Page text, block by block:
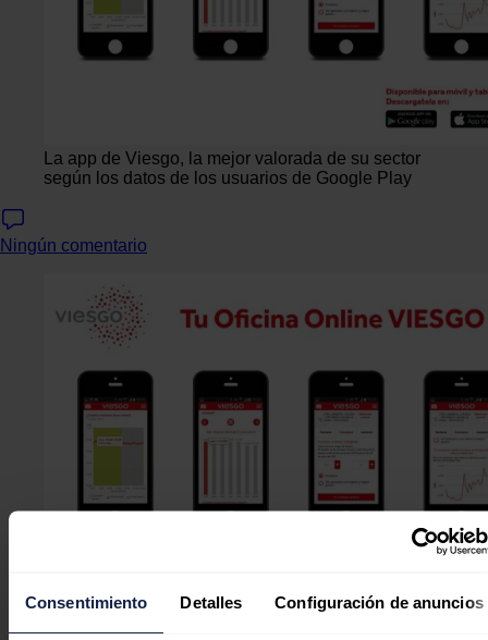
Consentimiento Detalles Configuración de anuncios
La app de Viesgo, la mejor valorada de su sector
según los datos de los usuarios de Google Play
Ningún comentario
La app de Viesgo es lamejor valorada. FOTO: